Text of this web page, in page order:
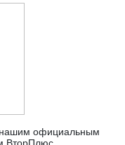
нашим официальным